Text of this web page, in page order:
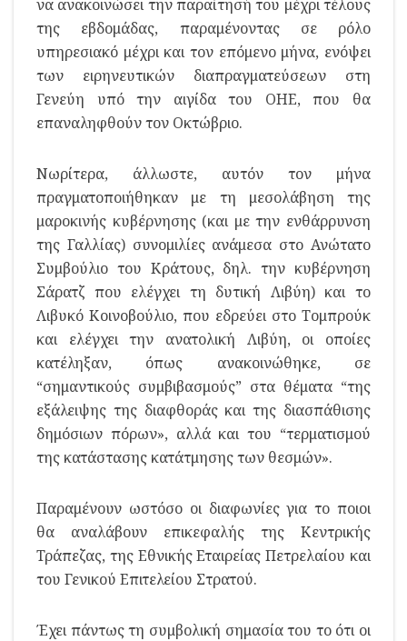
να ανακοινώσει την παραίτησή του μέχρι τέλους
της εβδομάδας, παραμένοντας σε ρόλο
υπηρεσιακό μέχρι και τον επόμενο μήνα, ενόψει
των ειρηνευτικών διαπραγματεύσεων στη
Γενεύη υπό την αιγίδα του ΟΗΕ, που θα
επαναληφθούν τον Οκτώβριο.
Νωρίτερα, άλλωστε, αυτόν τον μήνα
πραγματοποιήθηκαν με τη μεσολάβηση της
μαροκινής κυβέρνησης (και με την ενθάρρυνση
της Γαλλίας) συνομιλίες ανάμεσα στο Ανώτατο
Συμβούλιο του Κράτους, δηλ. την κυβέρνηση
Σάρατζ που ελέγχει τη δυτική Λιβύη) και το
Λιβυκό Κοινοβούλιο, που εδρεύει στο Τομπρούκ
και ελέγχει την ανατολική Λιβύη, οι οποίες
κατέληξαν, όπως ανακοινώθηκε, σε
“σημαντικούς συμβιβασμούς” στα θέματα “της
εξάλειψης της διαφθοράς και της διασπάθισης
δημόσιων πόρων», αλλά και του “τερματισμού
της κατάστασης κατάτμησης των θεσμών».
Παραμένουν ωστόσο οι διαφωνίες για το ποιοι
θα αναλάβουν επικεφαλής της Κεντρικής
Τράπεζας, της Εθνικής Εταιρείας Πετρελαίου και
του Γενικού Επιτελείου Στρατού.
Έχει πάντως τη συμβολική σημασία του το ότι οι